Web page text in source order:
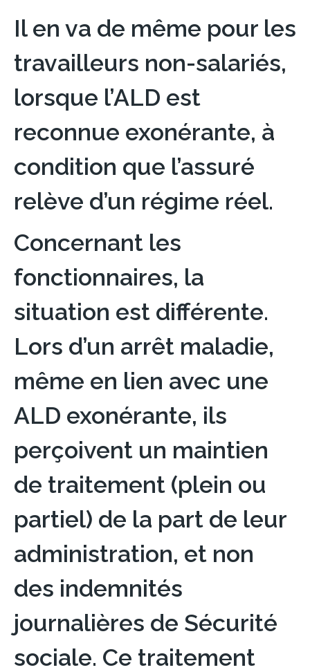
Il en va de même pour les
travailleurs non-salariés,
lorsque l’ALD est
reconnue exonérante, à
condition que l’assuré
relève d’un régime réel.
Concernant les
fonctionnaires, la
situation est différente.
Lors d’un arrêt maladie,
même en lien avec une
ALD exonérante, ils
perçoivent un maintien
de traitement (plein ou
partiel) de la part de leur
administration, et non
des indemnités
journalières de Sécurité
sociale. Ce traitement